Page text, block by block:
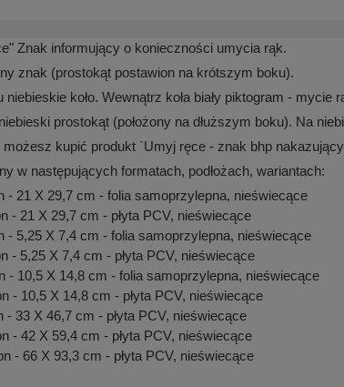
Znak informujący o konieczności umycia rąk.
znak (prostokąt postawion na krótszym boku).
koło. Wewnątrz koła biały piktogram - mycie
prostokąt (położony na dłuższym boku). Na
kupić produkt `Umyj ręce - znak bhp
w następujących formatach, podłożach, wariantach:
- 21 X 29,7 cm - folia samoprzylepna, nieświecące
- 21 X 29,7 cm - płyta PCV, nieświecące
- 5,25 X 7,4 cm - folia samoprzylepna, nieświecące
- 5,25 X 7,4 cm - płyta PCV, nieświecące
- 10,5 X 14,8 cm - folia samoprzylepna, nieświecące
- 10,5 X 14,8 cm - płyta PCV, nieświecące
- 33 X 46,7 cm - płyta PCV, nieświecące
- 42 X 59,4 cm - płyta PCV, nieświecące
- 66 X 93,3 cm - płyta PCV, nieświecące